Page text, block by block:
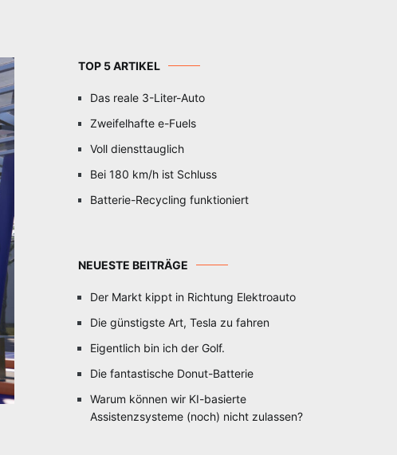
TOP 5 ARTIKEL
Das reale 3-Liter-Auto
Zweifelhafte e-Fuels
Voll diensttauglich
Bei 180 km/h ist Schluss
Batterie-Recycling funktioniert
NEUESTE BEITRÄGE
Der Markt kippt in Richtung Elektroauto
Die günstigste Art, Tesla zu fahren
Eigentlich bin ich der Golf.
Die fantastische Donut-Batterie
Warum können wir KI-basierte
Assistenzsysteme (noch) nicht zulassen?